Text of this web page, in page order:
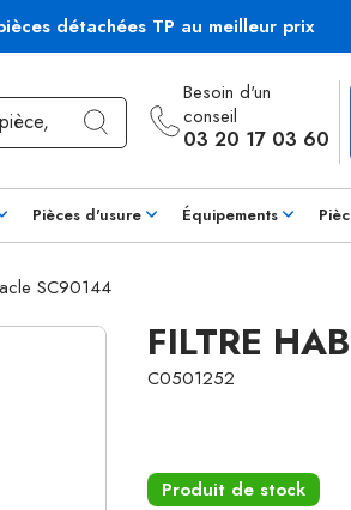
détachées TP au meilleur prix
Besoin d'un
conseil
03 20 17 03 60
Pièces d'usure Équipements
SC90144
FILTRE
C0501252
Produit de stock